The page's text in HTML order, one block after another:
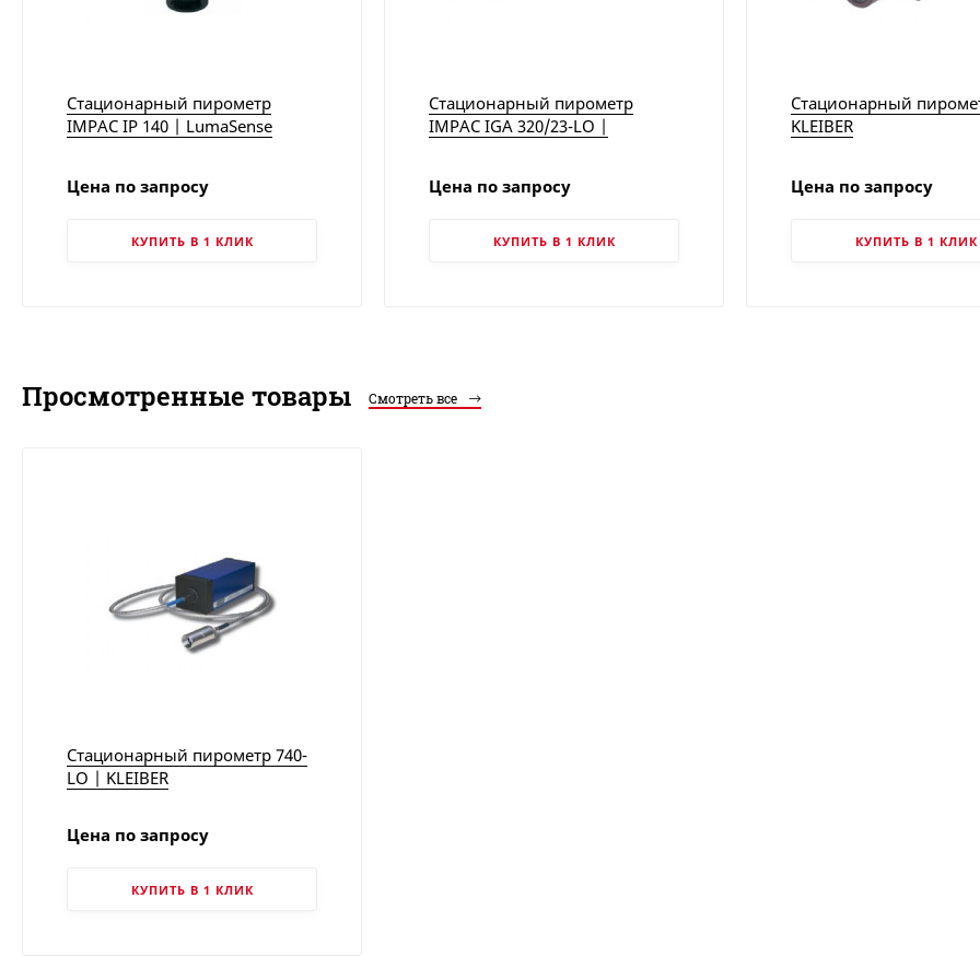
Стационарный пирометр
IMPAC IP 140 | LumaSense
Цена по запросу
КУПИТЬ В 1 КЛИК
Стационарный пирометр
IMPAC IGA 320/23-LO |
Цена по запросу
КУПИТЬ В 1 КЛИК
Стационарный
KLEIBER
Цена по запросу
КУПИТЬ В 1 КЛИК
Просмотренные товары Смотреть все
Стационарный пирометр 740-
LO | KLEIBER
Цена по запросу
КУПИТЬ В 1 КЛИК